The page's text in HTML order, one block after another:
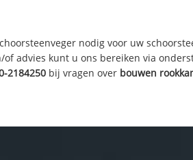
nodig voor uw
of advies kunt u ons bereiken via
2184250 bij vragen over bouwen